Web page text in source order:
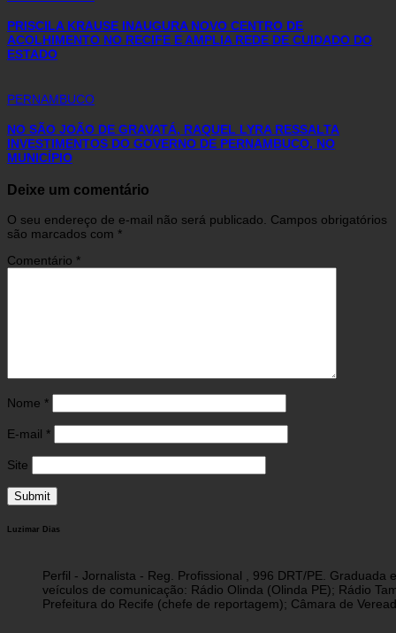
PRISCILA KRAUSE INAUGURA NOVO CENTRO DE
ACOLHIMENTO NO RECIFE E AMPLIA REDE DE CUIDADO DO
ESTADO
PERNAMBUCO
NO SÃO JOÃO DE GRAVATÁ, RAQUEL LYRA RESSALTA
INVESTIMENTOS DO GOVERNO DE PERNAMBUCO, NO
MUNICÍPIO
Deixe um comentário
O seu endereço de e-mail não será publicado. Campos obrigatórios
são marcados com *
Comentário *
Nome *
E-mail *
Site
Luzimar Dias
Perfil - Jornalista - Reg. Profissional , 996 DRT/PE.
veículos de comunicação: Rádio Olinda (Olinda PE); Rádio
Prefeitura do Recife (chefe de reportagem); Câmara de